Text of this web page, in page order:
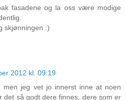
fasadene og la oss være modige
skjønningen :)
2012 kl. 09:19
men jeg vet jo innerst inne at noen
det så godt dere finnes, dere som er